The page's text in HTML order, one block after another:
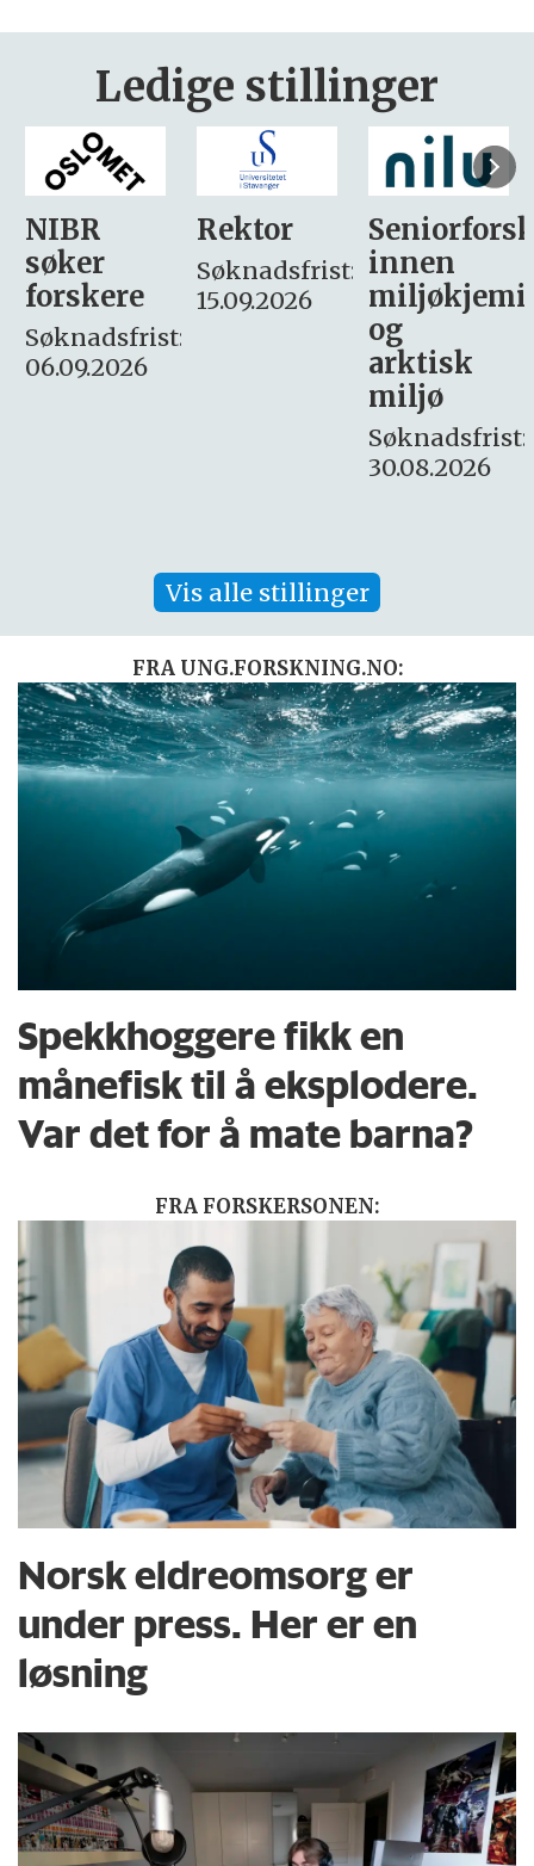
Ledige stillinger
Rektor
Søknadsfrist:
15.09.2026
Seniorforsker
innen
miljøkjemi
søker
– fast
Søknadsfrist:
16. august.
Vis alle stillinger
FRA UNG.FORSKNING.NO:
Spekkhoggere fikk en
månefisk til å eksplodere.
Var det for å mate barna?
FRA FORSKERSONEN:
Norsk eldreomsorg er
under press. Her er en
løsning